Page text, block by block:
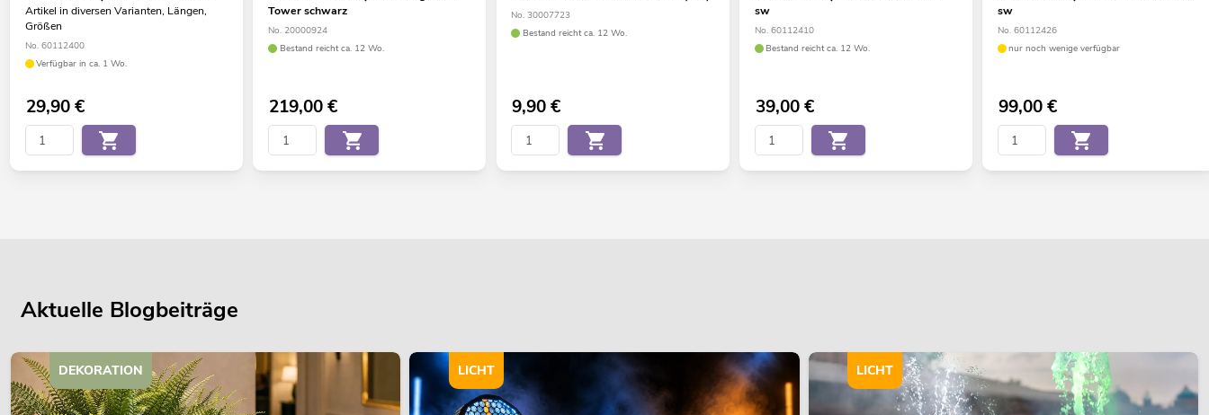
Artikel in diversen Varianten, Längen,
Größen
No. 60112400
Verfügbar in ca. 1 Wo.
29,90€
Tower schwarz
No. 20000924
Bestand reicht ca. 12 Wo.
219,00€
No. 30007723
Bestand reicht ca. 12 Wo.
9,90€
sw
No. 60112410
Bestand reicht ca. 12 Wo.
39,00€
sw
No. 60112426
nur noch wenige verfügbar
99,00€
Aktuelle Blogbeiträge
DEKORATION LICHT LICHT